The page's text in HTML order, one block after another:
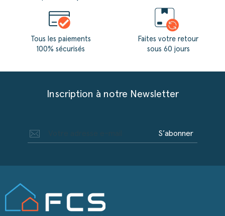
Tous les paiements
100% sécurisés
Faites votre retour
sous 60 jours
Inscription à notre Newsletter
S’abonner